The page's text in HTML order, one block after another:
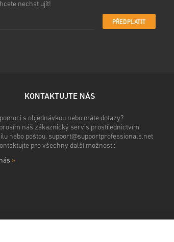
nechat ujít!
PŘEDPLATIT
KONTAKTUJTE NÁS
s objednávkou nebo máte dotazy?
náš zákaznický servis prostřednictvím
nebo poštou. support@supportprofessionals.net
pro všechny další možnosti:
»